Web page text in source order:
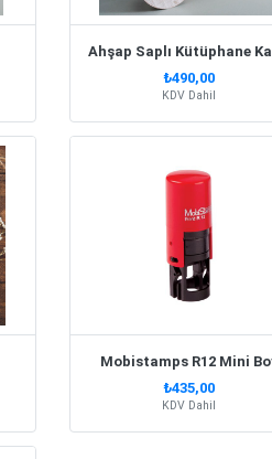
₺490,00
KDV Dahil
Mobistamps R12 Mini
₺435,00
KDV Dahil